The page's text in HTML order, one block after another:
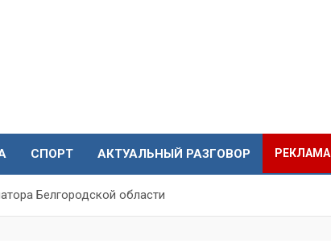
СПОРТ АКТУАЛЬНЫЙ РАЗГОВОР РЕКЛАМА
Белгородской области